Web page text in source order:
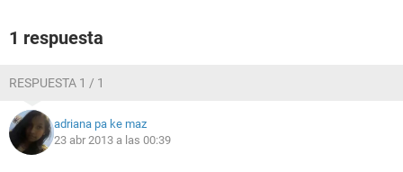
1 respuesta
RESPUESTA 1 / 1
adriana pa ke maz
23 abr 2013 a las 00:39